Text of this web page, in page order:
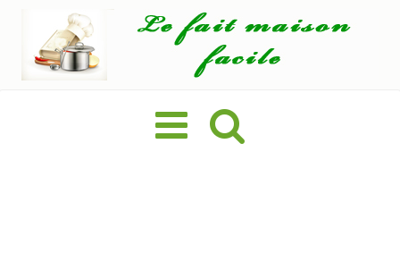
Basculer
la
navigation